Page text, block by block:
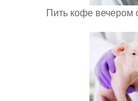
Пить кофе вечером